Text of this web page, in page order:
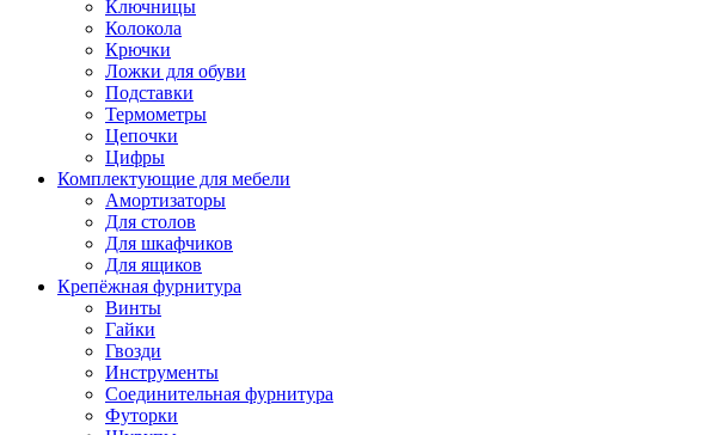
Ключницы
Колокола
Крючки
Ложки для обуви
Подставки
Термометры
Цепочки
Цифры
Комплектующие для мебели
Амортизаторы
Для столов
Для шкафчиков
Для ящиков
Крепёжная фурнитура
Винты
Гайки
Гвозди
Инструменты
Соединительная фурнитура
Футорки